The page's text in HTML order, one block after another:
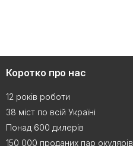
Коротко про нас
12 років роботи
38 міст по всій Україні
Понад 600 дилерів
150 000 проданих пар окулярів